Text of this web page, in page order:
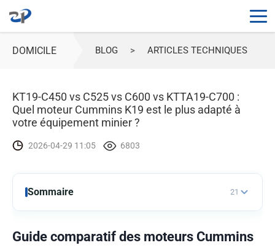
DOMICILE BLOG > ARTICLES TECHNIQUES
KT19-C450 vs C525 vs C600 vs KTTA19-C700 :
Quel moteur Cummins K19 est le plus adapté à
votre équipement minier ?
2026-04-29 11:05 6803
Sommaire 21
Guide comparatif des moteurs Cummins